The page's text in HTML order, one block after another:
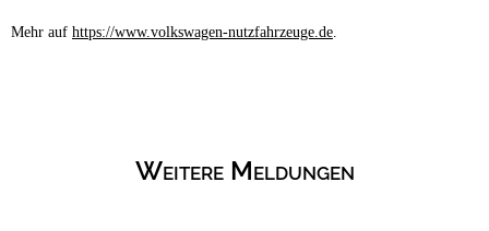
Mehr auf https://www.volkswagen-nutzfahrzeuge.de
Weitere Meldungen